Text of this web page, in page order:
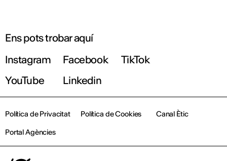
Ens pots trobar aquí
Instagram
Facebook
TikTok
YouTube
Linkedin
Política de Privacitat Política de Cookies
Canal Ètic
Portal Agències